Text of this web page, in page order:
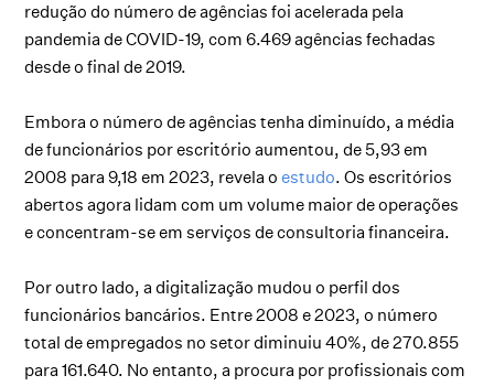
redução do número de agências foi acelerada pela
pandemia de COVID-19, com 6.469 agências fechadas
desde o final de 2019.
Embora o número de agências tenha diminuído, a média
de funcionários por escritório aumentou, de 5,93 em
2008 para 9,18 em 2023, revela oestudo. Os escritórios
abertos agora lidam com um volume maior de operações
e concentram-se em serviços de consultoria financeira.
Por outro lado, a digitalização mudou o perfil dos
funcionários bancários. Entre 2008 e 2023, o número
total de empregados no setor diminuiu 40%, de 270.855
para 161.640. No entanto, a procura por profissionais com